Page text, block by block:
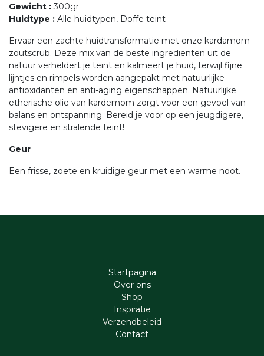
Gewicht : 300gr
Huidtype : Alle huidtypen, Doffe teint
Ervaar een zachte huidtransformatie met onze kardamom
zoutscrub. Deze mix van de beste ingrediënten uit de
natuur verheldert je teint en kalmeert je huid, terwijl fijne
lijntjes en rimpels worden aangepakt met natuurlijke
antioxidanten en anti-aging eigenschappen. Natuurlijke
etherische olie van kardemom zorgt voor een gevoel van
balans en ontspanning. Bereid je voor op een jeugdigere,
stevigere en stralende teint!
Geur
Een frisse, zoete en kruidige geur met een warme noot.
Startpagina
Ove​r​ ons
Shop
Inspiratie
Verzendbeleid
Cont​act